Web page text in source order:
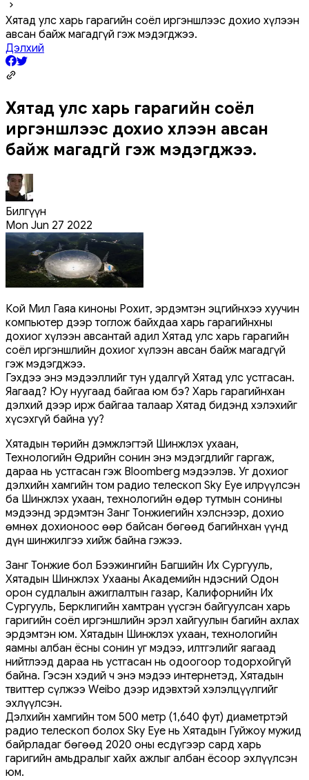
Хятад улс харь гарагийн соёл иргэншлээс дохио хүлээн
авсан байж магадгүй гэж мэдэгджээ.
Дэлхий
Хятад улс харь гарагийн соёл
иргэншлээс дохио хүлээн авсан
байж магадгүй гэж мэдэгджээ.
Билгүүн
Mon Jun 27 2022
Кой Мил Гаяа киноны Рохит, эрдэмтэн эцгийнхээ хуучин
компьютер дээр тоглож байхдаа харь гарагийнхны
дохиог хүлээн авсантай адил Хятад улс харь гарагийн
соёл иргэншлийн дохиог хүлээн авсан байж магадгүй
гэж мэдэгджээ.
Гэхдээ энэ мэдээллийг тун удалгүй Хятад улс устгасан.
Яагаад? Юу нуугаад байгаа юм бэ? Харь гарагийнхан
дэлхий дээр ирж байгаа талаар Хятад бидэнд хэлэхийг
хүсэхгүй байна уу?
Хятадын төрийн дэмжлэгтэй Шинжлэх ухаан,
Технологийн Өдрийн сонин энэ мэдэгдлийг гаргаж,
дараа нь устгасан гэж Bloomberg мэдээлэв. Уг дохиог
дэлхийн хамгийн том радио телескоп Sky Eye илрүүлсэн
ба Шинжлэх ухаан, технологийн өдөр тутмын сонины
мэдээнд эрдэмтэн Занг Тонжиегийн хэлснээр, дохио
өмнөх дохионоос өөр байсан бөгөөд багийнхан үүнд
дүн шинжилгээ хийж байна гэжээ.
Занг Тонжие бол Бээжингийн Багшийн Их Сургууль,
Хятадын Шинжлэх Ухааны Академийн Үндэсний Одон
орон судлалын ажиглалтын газар, Калифорнийн Их
Сургууль, Берклигийн хамтран үүсгэн байгуулсан харь
гаригийн соёл иргэншлийн эрэл хайгуулын багийн ахлах
эрдэмтэн юм. Хятадын Шинжлэх ухаан, технологийн
яамны албан ёсны сонин уг мэдээ, илтгэлийг яагаад
нийтлээд дараа нь устгасан нь одоогоор тодорхойгүй
байна. Гэсэн хэдий ч энэ мэдээ интернетэд, Хятадын
твиттер сүлжээ Weibo дээр идэвхтэй хэлэлцүүлгийг
эхлүүлсэн.
Дэлхийн хамгийн том 500 метр (1,640 фут) диаметртэй
радио телескоп болох Sky Eye нь Хятадын Гуйжоу мужид
байрладаг бөгөөд 2020 оны есдүгээр сард харь
гаригийн амьдралыг хайх ажлыг албан ёсоор эхлүүлсэн
юм.